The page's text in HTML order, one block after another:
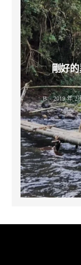
剛好
B 2019 年 2